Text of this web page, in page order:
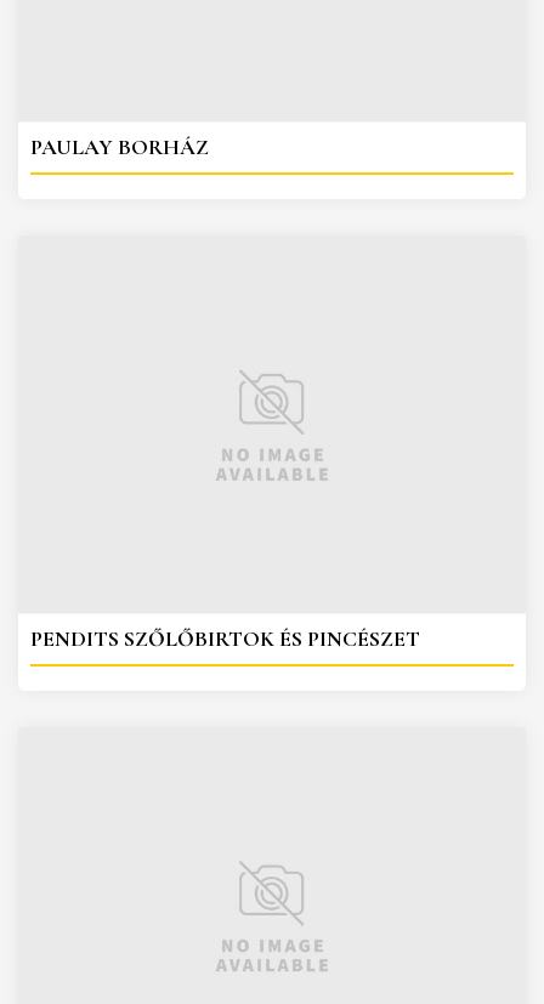
PAULAY BORHÁZ
PENDITS SZŐLŐBIRTOK ÉS PINCÉSZET